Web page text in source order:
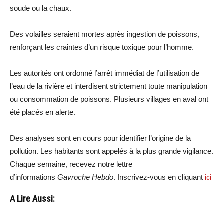
soude ou la chaux.
Des volailles seraient mortes après ingestion de poissons,
renforçant les craintes d’un risque toxique pour l’homme.
Les autorités ont ordonné l’arrêt immédiat de l’utilisation de
l’eau de la rivière et interdisent strictement toute manipulation
ou consommation de poissons. Plusieurs villages en aval ont
été placés en alerte.
Des analyses sont en cours pour identifier l’origine de la
pollution. Les habitants sont appelés à la plus grande vigilance.
Chaque semaine, recevez notre lettre
d’informations Gavroche Hebdo. Inscrivez-vous en cliquant ici
A Lire Aussi: